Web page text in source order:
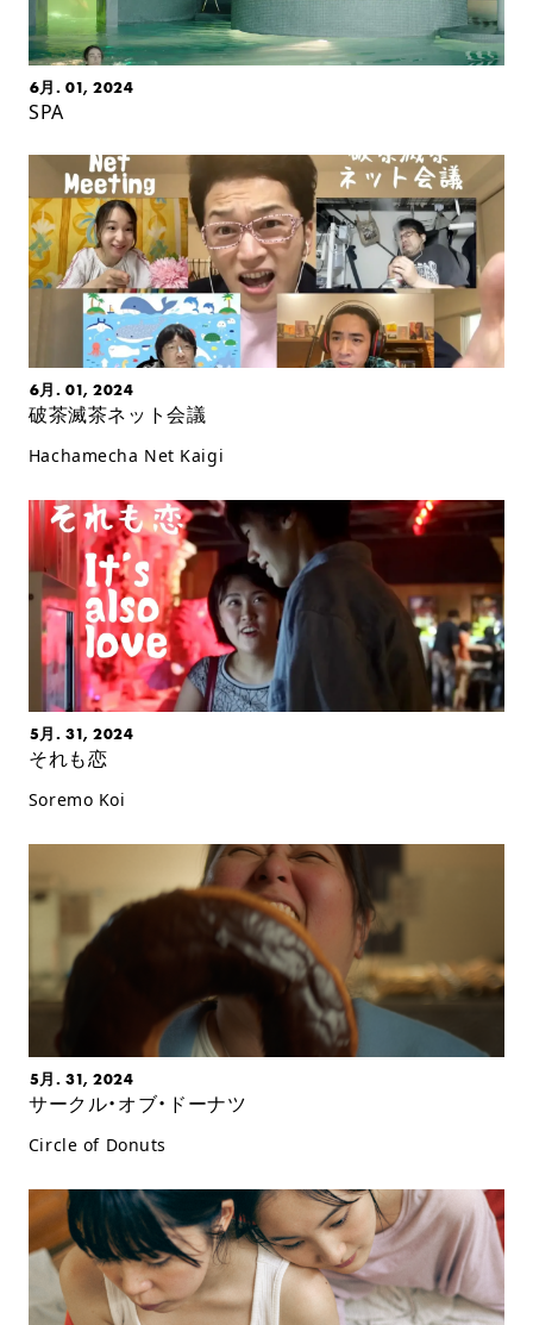
6月. 01, 2024
SPA
6月. 01, 2024
破茶滅茶ネット会議
Hachamecha Net Kaigi
5月. 31, 2024
それも恋
Soremo Koi
5月. 31, 2024
サークル・オブ・ドーナツ
Circle of Donuts